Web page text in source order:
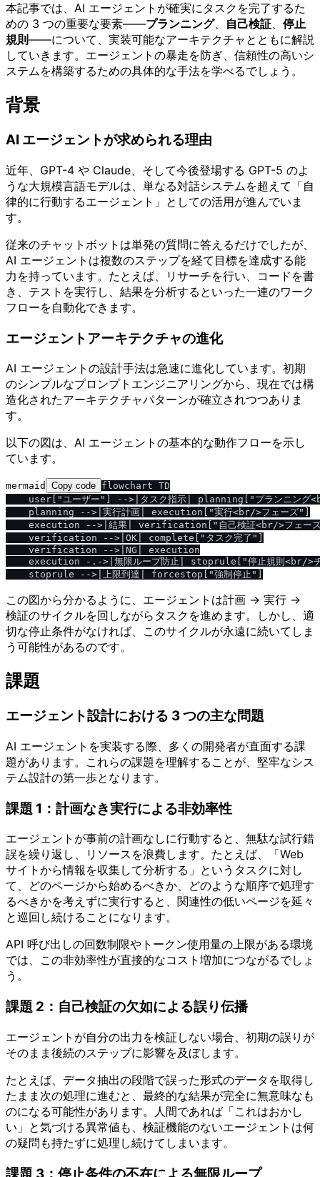
本記事では、AI エージェントが確実にタスクを完了するた
めの 3 つの重要な要素——プランニング、 自己検証、 停止
規則——について、実装可能なアーキテクチャとともに解説
していきます。エージェントの暴走を防ぎ、信頼性の高いシ
ステムを構築するための具体的な手法を学べるでしょう。
背景
AI エージェントが求められる理由
近年、GPT-4 や Claude、そして今後登場する GPT-5 のよ
うな大規模言語モデルは、単なる対話システムを超えて「自
律的に行動するエージェント」としての活用が進んでいま
す。
従来のチャットボットは単発の質問に答えるだけでしたが、
AI エージェントは複数のステップを経て目標を達成する能
力を持っています。たとえば、リサーチを行い、コードを書
き、テストを実行し、結果を分析するといった一連のワーク
フローを自動化できます。
エージェントアーキテクチャの進化
AI エージェントの設計手法は急速に進化しています。初期
のシンプルなプロンプトエンジニアリングから、現在では構
造化されたアーキテクチャパターンが確立されつつありま
す。
以下の図は、AI エージェントの基本的な動作フローを示し
ています。
mermaid Copy code flowchart TD
user["ユーザー"] -->|タスク指示| planning["プランニング
    planning -->|実行計画| execution["実行<br/>フェーズ"]
execution -->|結果| verification["自己検証<br/>フェー
    verification -->|OK| complete["タスク完了"]
    verification -->|NG| execution
execution -.->|無限ループ防止| stoprule["停止規則<br/>
この図から分かるように、エージェントは計画 → 実行 →
検証のサイクルを回しながらタスクを進めます。しかし、適
切な停止条件がなければ、このサイクルが永遠に続いてしま
う可能性があるのです。
課題
エージェント設計における 3 つの主な問題
AI エージェントを実装する際、多くの開発者が直面する課
題があります。これらの課題を理解することが、堅牢なシス
テム設計の第一歩となります。
課題 1：計画なき実行による非効率性
エージェントが事前の計画なしに行動すると、無駄な試行錯
誤を繰り返し、リソースを浪費します。たとえば、「Web
サイトから情報を収集して分析する」というタスクに対し
て、どのページから始めるべきか、どのような順序で処理す
るべきかを考えずに実行すると、関連性の低いページを延々
と巡回し続けることになります。
API 呼び出しの回数制限やトークン使用量の上限がある環境
では、この非効率性が直接的なコスト増加につながるでしょ
う。
課題 2：自己検証の欠如による誤り伝播
エージェントが自分の出力を検証しない場合、初期の誤りが
そのまま後続のステップに影響を及ぼします。
たとえば、データ抽出の段階で誤った形式のデータを取得し
たまま次の処理に進むと、最終的な結果が完全に無意味なも
のになる可能性があります。人間であれば「これはおかし
い」と気づける異常値も、検証機能のないエージェントは何
の疑問も持たずに処理し続けてしまいます。
課題 3：停止条件の不在による無限ループ